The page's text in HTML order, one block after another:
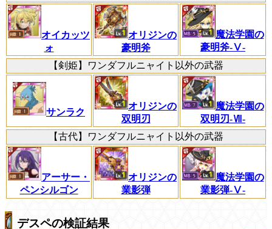
オイカッツ
ォ
オリジンの
豪明斧
魔法学園の
豪明斧-Ⅴ-
【剣姫】ワンダフルニャイト以外の武器
サンラク
オリジンの
双明刃
魔法学園の
双明刃-Ⅶ-
【古代】ワンダフルニャイト以外の武器
アーサー・
ペンシルゴン
オリジンの
業影弾
魔法学園の
業影弾-Ⅴ-
デスペの検証結果